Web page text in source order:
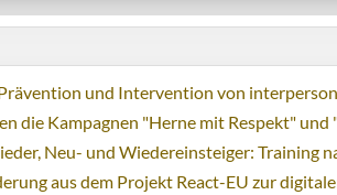
und Intervention von
die Kampagnen "Herne mit Respekt" und
Neu- und Wiedereinsteiger: Training
aus dem Projekt React-EU zur